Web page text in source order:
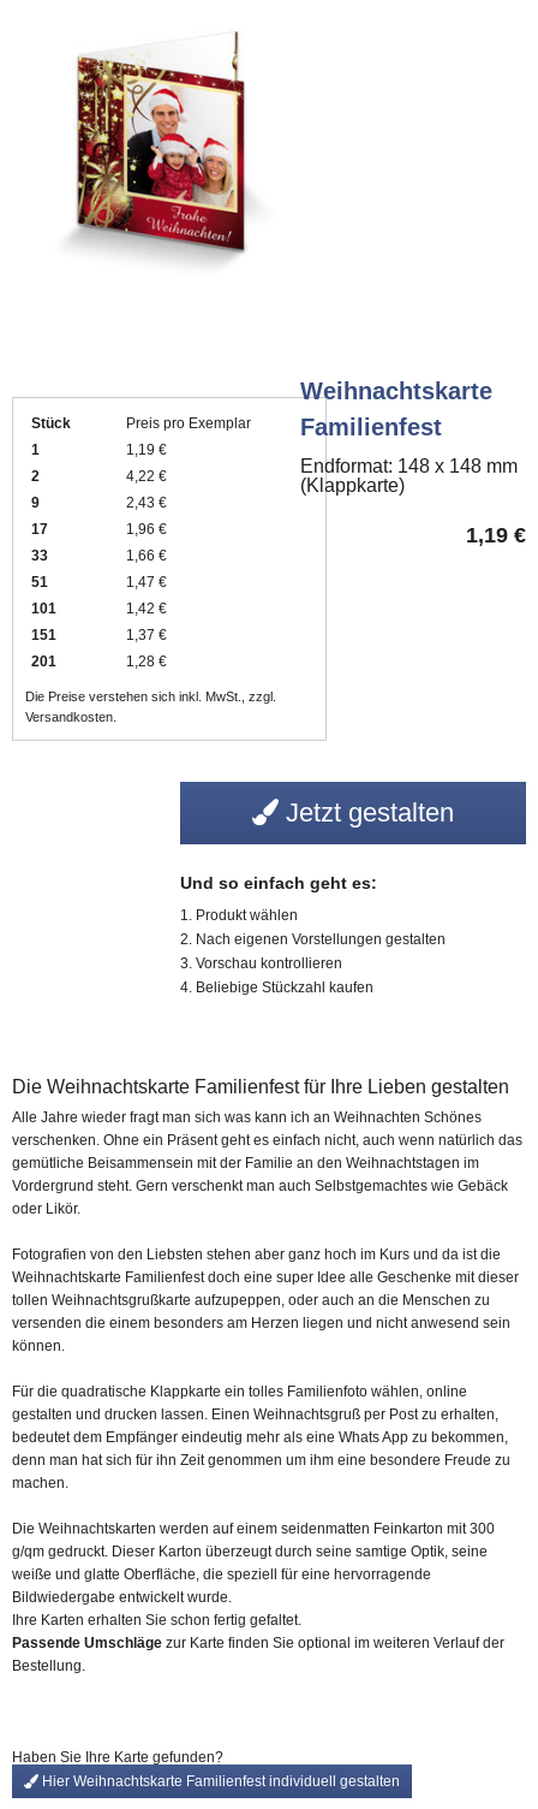
Stück
Preis pro Exemplar
1
1,19 €
2
4,22 €
9
2,43 €
17
1,96 €
33
1,66 €
51
1,47 €
101
1,42 €
151
1,37 €
201
1,28 €
Die Preise verstehen sich inkl. MwSt., zzgl.
Versandkosten.
Weihnachtskarte
Familienfest
Endformat: 148 x 148 mm
(Klappkarte)
1,19 €
Jetzt gestalten
Und so einfach geht es:
Produkt wählen
Nach eigenen Vorstellungen gestalten
Vorschau kontrollieren
Beliebige Stückzahl kaufen
Die Weihnachtskarte Familienfest für Ihre Lieben gestalten
Alle Jahre wieder fragt man sich was kann ich an Weihnachten Schönes
verschenken. Ohne ein Präsent geht es einfach nicht, auch wenn natürlich das
gemütliche Beisammensein mit der Familie an den Weihnachtstagen im
Vordergrund steht. Gern verschenkt man auch Selbstgemachtes wie Gebäck
oder Likör.
Fotografien von den Liebsten stehen aber ganz hoch im Kurs und da ist die
Weihnachtskarte Familienfest doch eine super Idee alle Geschenke mit dieser
tollen Weihnachtsgrußkarte aufzupeppen, oder auch an die Menschen zu
versenden die einem besonders am Herzen liegen und nicht anwesend sein
können.
Für die quadratische Klappkarte ein tolles Familienfoto wählen, online
gestalten und drucken lassen. Einen Weihnachtsgruß per Post zu erhalten,
bedeutet dem Empfänger eindeutig mehr als eine Whats App zu bekommen,
denn man hat sich für ihn Zeit genommen um ihm eine besondere Freude zu
machen.
Die Weihnachtskarten werden auf einem seidenmatten Feinkarton mit 300
g/qm gedruckt. Dieser Karton überzeugt durch seine samtige Optik, seine
weiße und glatte Oberfläche, die speziell für eine hervorragende
Bildwiedergabe entwickelt wurde.
Ihre Karten erhalten Sie schon fertig gefaltet.
Passende Umschläge zur Karte finden Sie optional im weiteren Verlauf der
Bestellung.
Haben Sie Ihre Karte gefunden?
Hier Weihnachtskarte Familienfest individuell gestalten